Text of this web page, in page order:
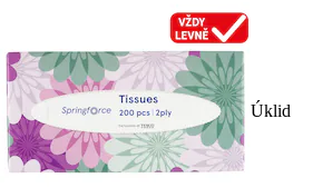
Úklid